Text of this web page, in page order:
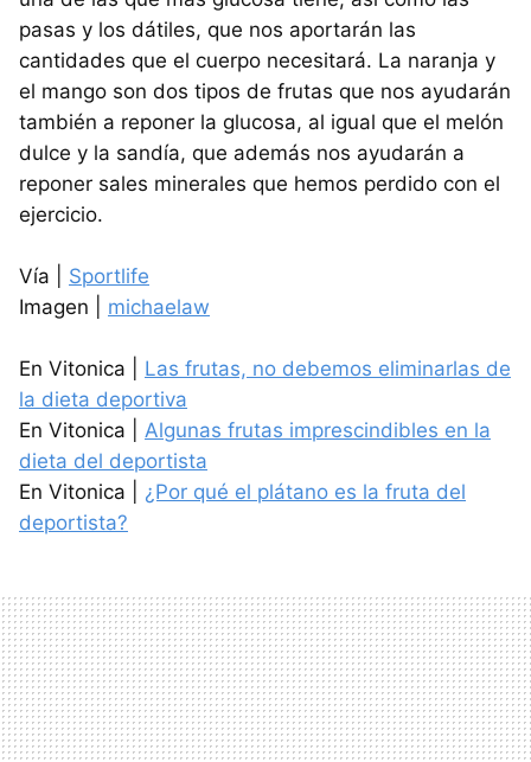
pasas y los dátiles, que nos aportarán las
cantidades que el cuerpo necesitará. La naranja y
el mango son dos tipos de frutas que nos ayudarán
también a reponer la glucosa, al igual que el melón
dulce y la sandía, que además nos ayudarán a
reponer sales minerales que hemos perdido con el
ejercicio.
Vía | Sportlife
Imagen | michaelaw
En Vitonica | Las frutas, no debemos eliminarlas de
la dieta deportiva
En Vitonica | Algunas frutas imprescindibles en la
dieta del deportista
En Vitonica | ¿Por qué el plátano es la fruta del
deportista?